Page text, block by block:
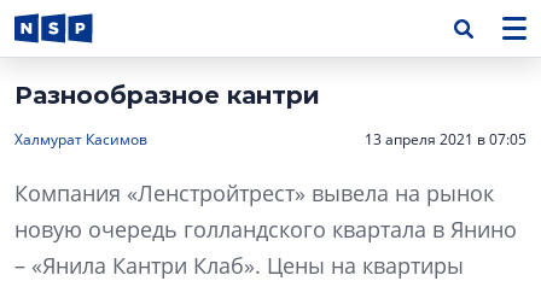
Разнообразное кантри
Халмурат Касимов 13 апреля 2021 в 07:05
Компания «Ленстройтрест» вывела на рынок
новую очередь голландского квартала в Янино
– «Янила Кантри Клаб». Цены на квартиры